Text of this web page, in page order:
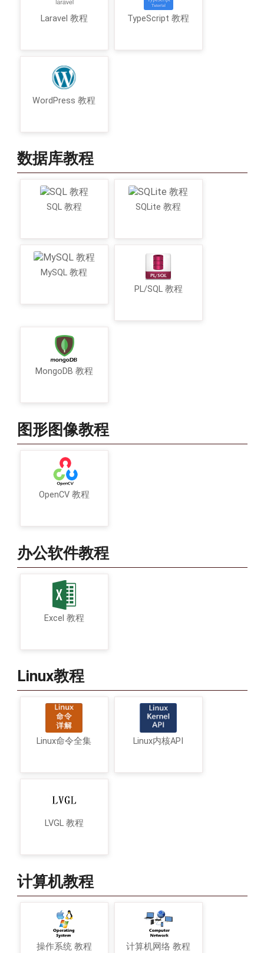
Laravel 教程 TypeScript 教程
WordPress 教程
数据库教程
SQL 教程 SQLite 教程
MySQL 教程
PL/SQL 教程
MongoDB 教程
图形图像教程
OpenCV 教程
办公软件教程
Excel 教程
Linux教程
Linux命令全集 Linux内核API
LVGL 教程
计算机教程
操作系统 教程 计算机网络 教程